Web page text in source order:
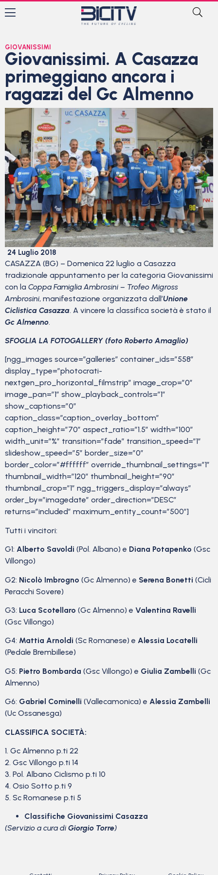
GIOVANISSIMI
Giovanissimi. A Casazza
primeggiano ancora i
ragazzi del Gc Almenno
24 Luglio 2018
CASAZZA (BG) – Domenica 22 luglio a Casazza
tradizionale appuntamento per la categoria Giovanissimi
con la Coppa Famiglia Ambrosini – Trofeo Migross
Ambrosini, manifestazione organizzata dall’Unione
Ciclistica Casazza. A vincere la classifica società è stato il
Gc Almenno.
SFOGLIA LA FOTOGALLERY (foto Roberto Amaglio)
[ngg_images source=”galleries” container_ids=”558″
display_type=”photocrati-
nextgen_pro_horizontal_filmstrip” image_crop=”0″
image_pan=”1″ show_playback_controls=”1″
show_captions=”0″
caption_class=”caption_overlay_bottom”
caption_height=”70″ aspect_ratio=”1.5″ width=”100″
width_unit=”%” transition=”fade” transition_speed=”1″
slideshow_speed=”5″ border_size=”0″
border_color=”#ffffff” override_thumbnail_settings=”1″
thumbnail_width=”120″ thumbnail_height=”90″
thumbnail_crop=”1″ ngg_triggers_display=”always”
order_by=”imagedate” order_direction=”DESC”
returns=”included” maximum_entity_count=”500″]
Tutti i vincitori:
G1: Alberto Savoldi (Pol. Albano) e Diana Potapenko (Gsc
Villongo)
G2: Nicolò Imbrogno (Gc Almenno) e Serena Bonetti (Cicli
Peracchi Sovere)
G3: Luca Scotellaro (Gc Almenno) e Valentina Ravelli
(Gsc Villongo)
G4: Mattia Arnoldi (Sc Romanese) e Alessia Locatelli
(Pedale Brembillese)
G5: Pietro Bombarda (Gsc Villongo) e Giulia Zambelli (Gc
Almenno)
G6: Gabriel Cominelli (Vallecamonica) e Alessia Zambelli
(Uc Ossanesga)
CLASSIFICA SOCIETÀ:
1. Gc Almenno p.ti 22
2. Gsc Villongo p.ti 14
3. Pol. Albano Ciclismo p.ti 10
4. Osio Sotto p.ti 9
5. Sc Romanese p.ti 5
Classifiche Giovanissimi Casazza
(Servizio a cura di Giorgio Torre)